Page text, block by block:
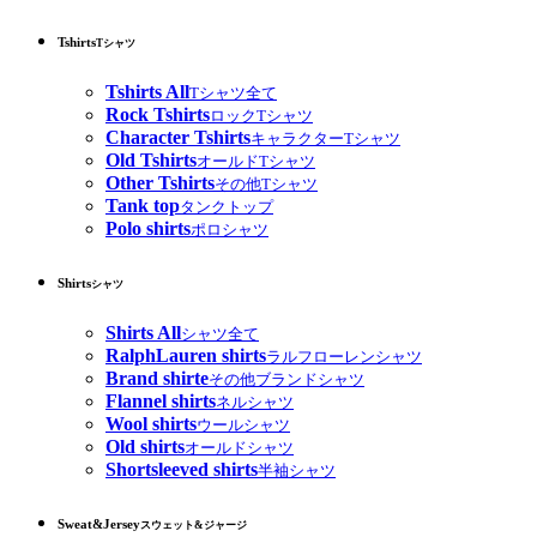
TshirtsTシャツ
Tshirts AllTシャツ全て
Rock TshirtsロックTシャツ
Character TshirtsキャラクターTシャツ
Old TshirtsオールドTシャツ
Other Tshirtsその他Tシャツ
Tank topタンクトップ
Polo shirtsポロシャツ
Shirtsシャツ
Shirts Allシャツ全て
RalphLauren shirtsラルフローレンシャツ
Brand shirteその他ブランドシャツ
Flannel shirtsネルシャツ
Wool shirtsウールシャツ
Old shirtsオールドシャツ
Shortsleeved shirts半袖シャツ
Sweat&Jerseyスウェット&ジャージ